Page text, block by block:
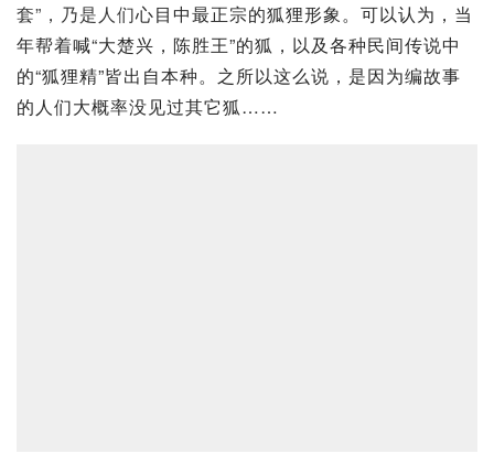
套”，乃是人们心目中最正宗的狐狸形象。可以认为，当
年帮着喊“大楚兴， 陈胜王”的狐，以及各种民间传说中
的“狐狸精”皆出自本种。之所以这么说，是因为编故事
的人们大概率没见过其它狐……